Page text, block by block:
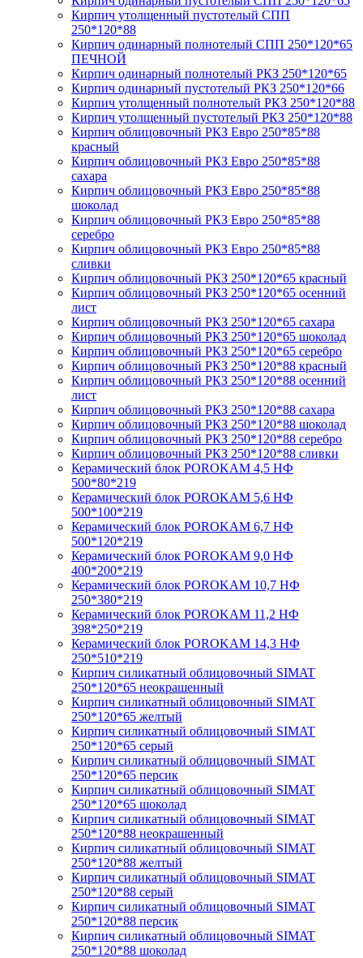
Кирпич утолщенный пустотелый СПП
250*120*88
Кирпич одинарный полнотелый СПП 250*120*65
ПЕЧНОЙ
Кирпич одинарный полнотелый РКЗ 250*120*65
Кирпич одинарный пустотелый РКЗ 250*120*66
Кирпич утолщенный полнотелый РКЗ 250*120*88
Кирпич утолщенный пустотелый РКЗ 250*120*88
Кирпич облицовочный РКЗ Евро 250*85*88
красный
Кирпич облицовочный РКЗ Евро 250*85*88
сахара
Кирпич облицовочный РКЗ Евро 250*85*88
шоколад
Кирпич облицовочный РКЗ Евро 250*85*88
серебро
Кирпич облицовочный РКЗ Евро 250*85*88
сливки
Кирпич облицовочный РКЗ 250*120*65 красный
Кирпич облицовочный РКЗ 250*120*65 осенний
лист
Кирпич облицовочный РКЗ 250*120*65 сахара
Кирпич облицовочный РКЗ 250*120*65 шоколад
Кирпич облицовочный РКЗ 250*120*65 серебро
Кирпич облицовочный РКЗ 250*120*88 красный
Кирпич облицовочный РКЗ 250*120*88 осенний
лист
Кирпич облицовочный РКЗ 250*120*88 сахара
Кирпич облицовочный РКЗ 250*120*88 шоколад
Кирпич облицовочный РКЗ 250*120*88 серебро
Кирпич облицовочный РКЗ 250*120*88 сливки
Керамический блок POROKAM 4,5 НФ
500*80*219
Керамический блок POROKAM 5,6 НФ
500*100*219
Керамический блок POROKAM 6,7 НФ
500*120*219
Керамический блок POROKAM 9,0 НФ
400*200*219
Керамический блок POROKAM 10,7 НФ
250*380*219
Керамический блок POROKAM 11,2 НФ
398*250*219
Керамический блок POROKAM 14,3 НФ
250*510*219
Кирпич силикатный облицовочный SIMAT
250*120*65 неокрашенный
Кирпич силикатный облицовочный SIMAT
250*120*65 желтый
Кирпич силикатный облицовочный SIMAT
250*120*65 серый
Кирпич силикатный облицовочный SIMAT
250*120*65 персик
Кирпич силикатный облицовочный SIMAT
250*120*65 шоколад
Кирпич силикатный облицовочный SIMAT
250*120*88 неокрашенный
Кирпич силикатный облицовочный SIMAT
250*120*88 желтый
Кирпич силикатный облицовочный SIMAT
250*120*88 серый
Кирпич силикатный облицовочный SIMAT
250*120*88 персик
Кирпич силикатный облицовочный SIMAT
250*120*88 шоколад